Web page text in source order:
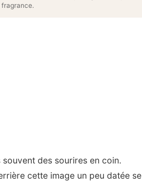
des sourires en coin.
cette image un peu datée se